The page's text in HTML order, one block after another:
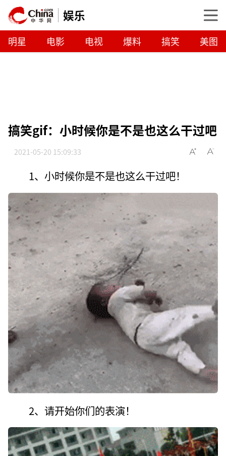
娱乐
明星 电影 电视 爆料 搞笑 美图
搞笑gif：小时候你是不是也这么干过吧
2021-05-20 15:09:33
1、小时候你是不是也这么干过吧！
2、请开始你们的表演！